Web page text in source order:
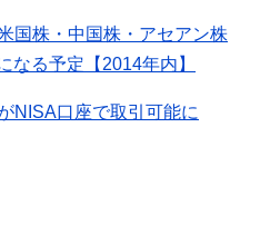
国株・中国株・アセアン株
なる予定【2014年内】
NISA口座で取引可能に